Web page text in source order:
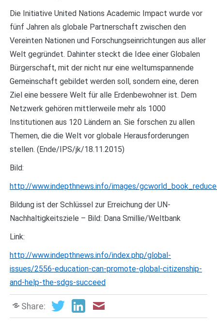
Die Initiative United Nations Academic Impact wurde vor
fünf Jahren als globale Partnerschaft zwischen den
Vereinten Nationen und Forschungseinrichtungen aus aller
Welt gegründet. Dahinter steckt die Idee einer Globalen
Bürgerschaft, mit der nicht nur eine weltumspannende
Gemeinschaft gebildet werden soll, sondern eine, deren
Ziel eine bessere Welt für alle Erdenbewohner ist. Dem
Netzwerk gehören mittlerweile mehr als 1000
Institutionen aus 120 Ländern an. Sie forschen zu allen
Themen, die die Welt vor globale Herausforderungen
stellen. (Ende/IPS/jk/18.11.2015)
Bild:
http://www.indepthnews.info/images/
Bildung ist der Schlüssel zur Erreichung der UN-
Nachhaltigkeitsziele – Bild: Dana Smillie/Weltbank
Link:
http://www.indepthnews.info/index.php/global-
issues/2556-education-can-promote-global-citizenship-
and-help-the-sdgs-succeed
Share: